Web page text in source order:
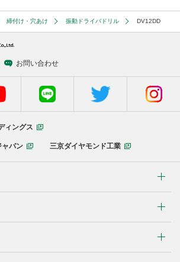
締付け・穴あけ 振動ドライバドリル DV12DD
お問い合わせ
ィングス
ャパン 三京ダイヤモンド工業
ス製品
製品